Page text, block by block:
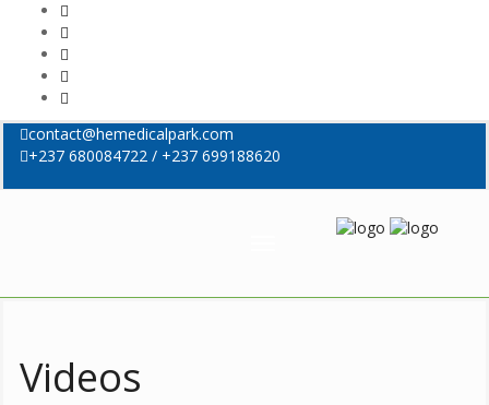
contact@hemedicalpark.com
+237 680084722 / +237 699188620
Videos